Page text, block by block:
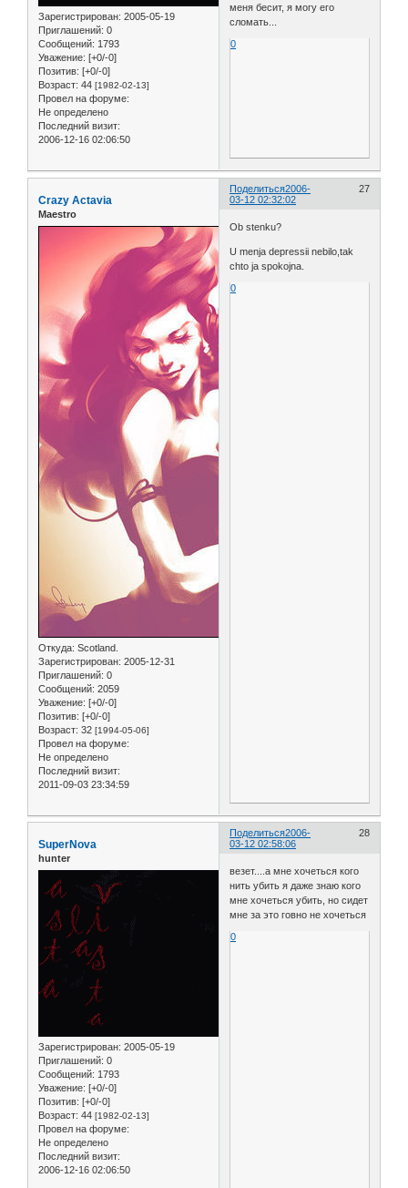
Зарегистрирован: 2005-05-19
Приглашений: 0
Сообщений: 1793
Уважение: [+0/-0]
Позитив: [+0/-0]
Возраст: 44 [1982-02-13]
Провел на форуме:
Не определено
Последний визит:
2006-12-16 02:06:50
меня бесит, я могу его
сломать...
0
Поделиться 27
2006-
03-12 02:32:02
Crazy Actavia
Maestro
Откуда: Scotland.
Зарегистрирован: 2005-12-31
Приглашений: 0
Сообщений: 2059
Уважение: [+0/-0]
Позитив: [+0/-0]
Возраст: 32 [1994-05-06]
Провел на форуме:
Не определено
Последний визит:
2011-09-03 23:34:59
Ob stenku?
U menja depressii nebilo,tak
chto ja spokojna.
0
Поделиться 28
2006-
03-12 02:58:06
SuperNova
hunter
Зарегистрирован: 2005-05-19
Приглашений: 0
Сообщений: 1793
Уважение: [+0/-0]
Позитив: [+0/-0]
Возраст: 44 [1982-02-13]
Провел на форуме:
Не определено
Последний визит:
2006-12-16 02:06:50
везет....а мне хочеться кого
нить убить я даже знаю кого
мне хочеться убить, но сидет
мне за это говно не хочеться
0